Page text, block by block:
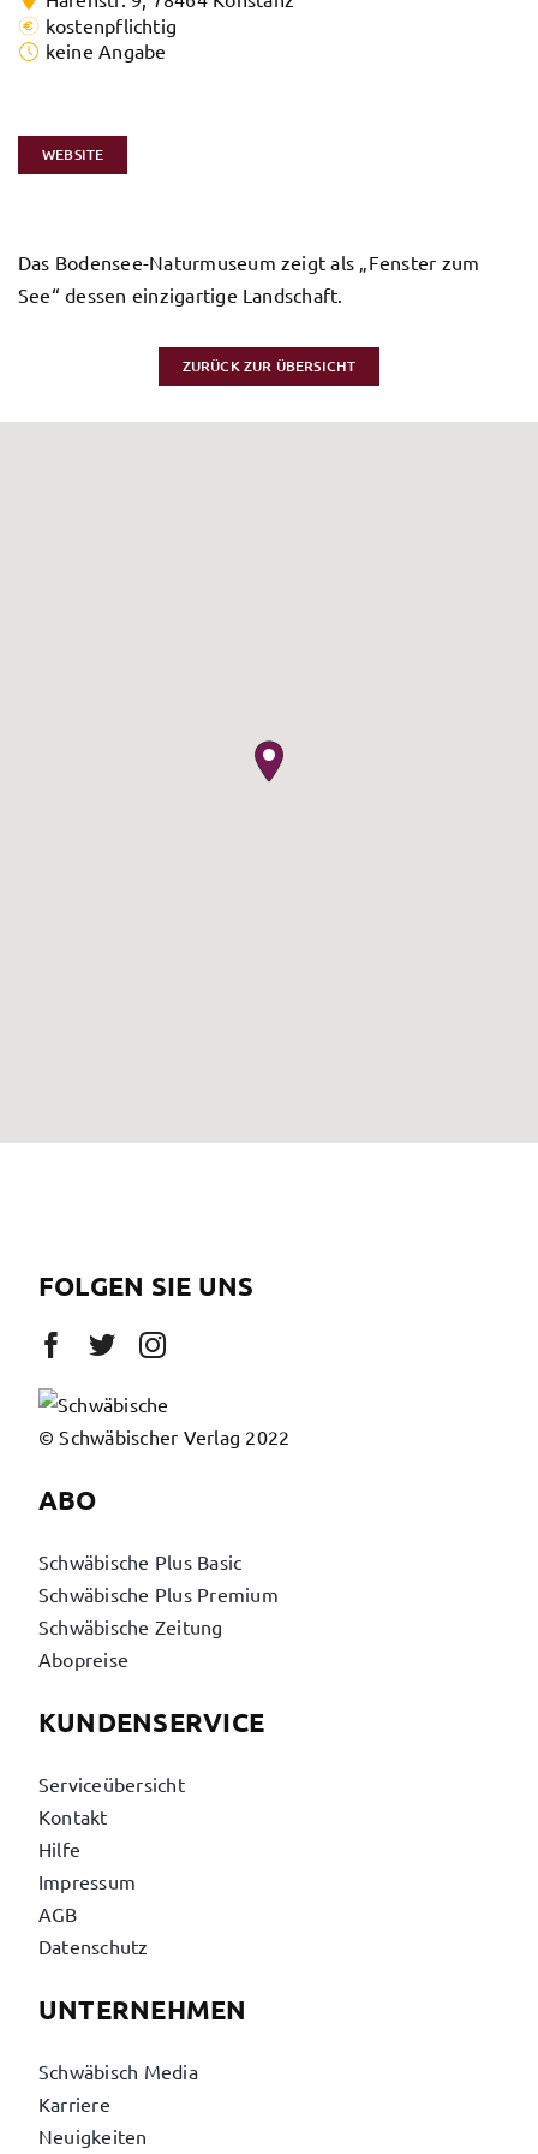
kostenpflichtig
keine Angabe
WEBSITE
Das Bodensee-Naturmuseum zeigt als „Fenster zum
See“ dessen einzigartige Landschaft.
ZURÜCK ZUR ÜBERSICHT
FOLGEN SIE UNS
© Schwäbischer Verlag 2022
ABO
Schwäbische Plus Basic
Schwäbische Plus Premium
Schwäbische Zeitung
Abopreise
KUNDENSERVICE
Serviceübersicht
Kontakt
Hilfe
Impressum
AGB
Datenschutz
UNTERNEHMEN
Schwäbisch Media
Karriere
Neuigkeiten